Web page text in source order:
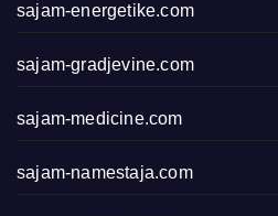
sajam-energetike.com
sajam-gradjevine.com
sajam-medicine.com
sajam-namestaja.com